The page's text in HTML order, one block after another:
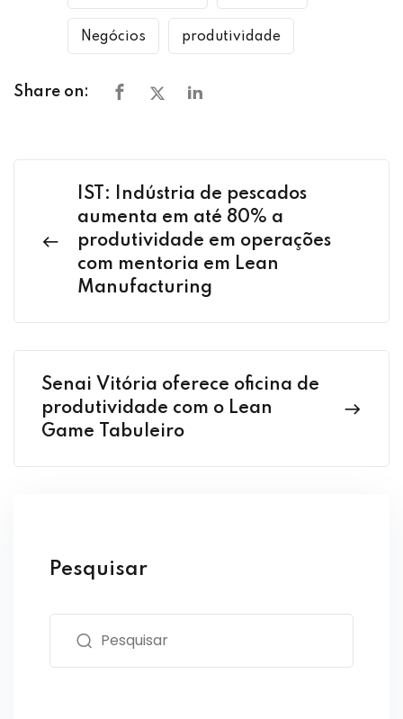
Negócios produtividade
Share on:
IST: Indústria de pescados
aumenta em até 80% a
produtividade em operações
com mentoria em Lean
Manufacturing
Senai Vitória oferece oficina de
produtividade com o Lean
Game Tabuleiro
Pesquisar